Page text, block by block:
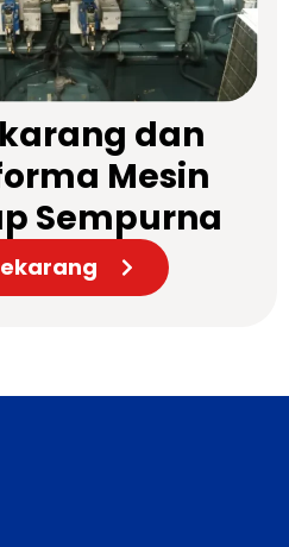
dan
Mesin
Sempurna